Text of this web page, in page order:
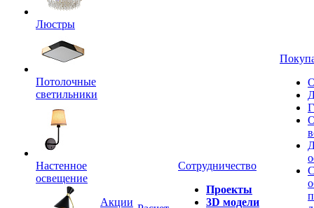
Люстры
Потолочные
светильники
Настенное
освещение
Акции
Сотрудничество
Проекты
3D модели